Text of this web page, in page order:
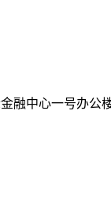
融中心一号办公